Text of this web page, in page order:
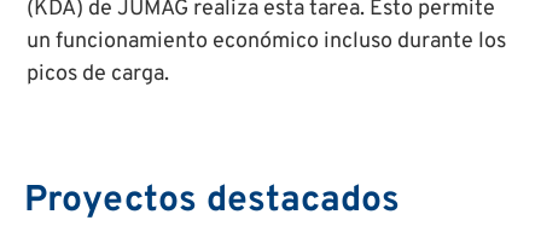
(KDA) de JUMAG realiza esta tarea. Esto permite
un funcionamiento económico incluso durante los
picos de carga.
Proyectos destacados